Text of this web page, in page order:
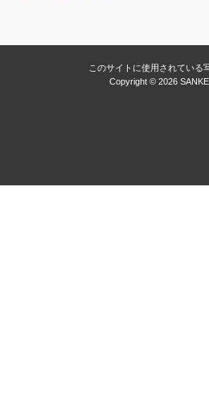
このサイトに使用されている
Copyright © 2026